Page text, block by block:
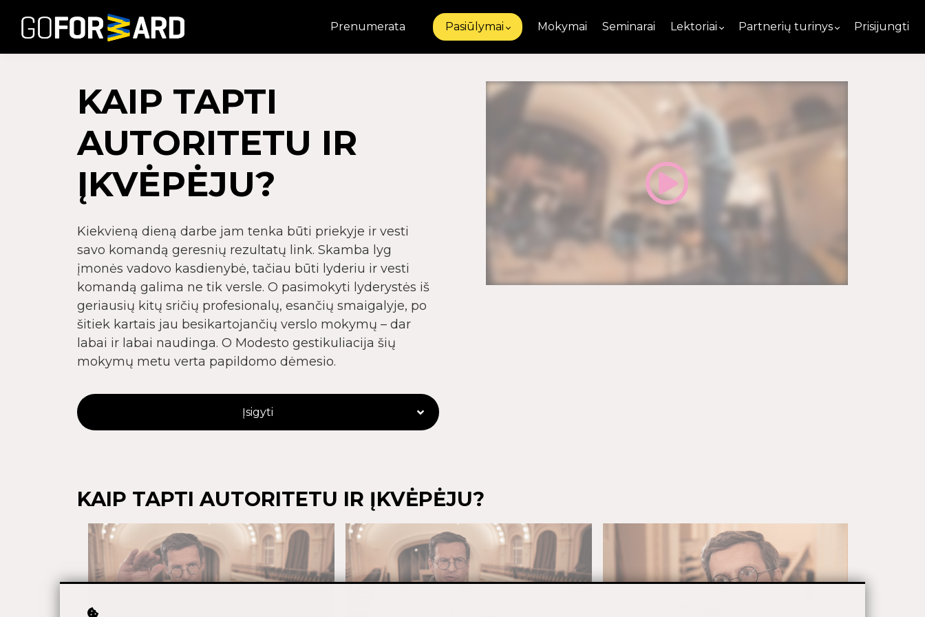
Prenumerata Pasiūlymai Mokymai Seminarai Lektoriai Partnerių turinys Prisijungti
KAIP TAPTI
AUTORITETU IR
ĮKVĖPĖJU?
Kiekvieną dieną darbe jam tenka būti priekyje ir vesti
savo komandą geresnių rezultatų link. Skamba lyg
įmonės vadovo kasdienybė, tačiau būti lyderiu ir vesti
komandą galima ne tik versle. O pasimokyti lyderystės iš
geriausių kitų sričių profesionalų, esančių smaigalyje, po
šitiek kartais jau besikartojančių verslo mokymų – dar
labai ir labai naudinga. O Modesto gestikuliacija šių
mokymų metu verta papildomo dėmesio.
Įsigyti
KAIP TAPTI AUTORITETU IR ĮKVĖPĖJU?